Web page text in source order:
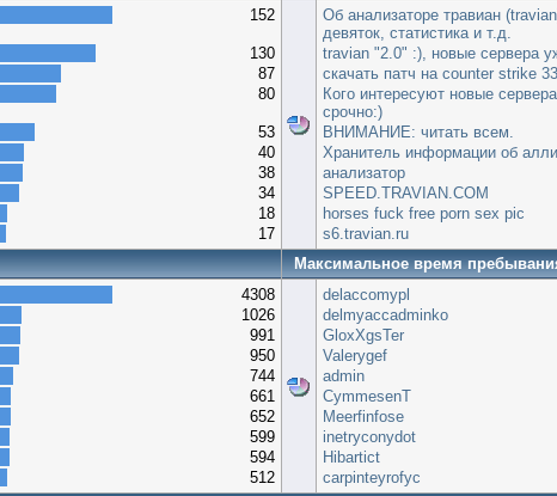
152
130
87
80
53
40
38
34
18
17
Об анализаторе травиан
девяток, статистика и т.д.
travian "2.0" :), новые сервера
скачать патч на сounter strike
Кого интересуют новые
срочно:)
ВНИМАНИЕ: читать всем.
Хранитель информации об алли
анализатор
SPEED.TRAVIAN.COM
horses fuck free porn sex pic
s6.travian.ru
Максимальное время
4308
1026
991
950
744
661
652
599
594
512
delaccomypl
delmyaccadminko
GloxXgsTer
Valerygef
admin
CymmesenT
Meerfinfose
inetryconydot
Hibartict
carpinteyrofyc